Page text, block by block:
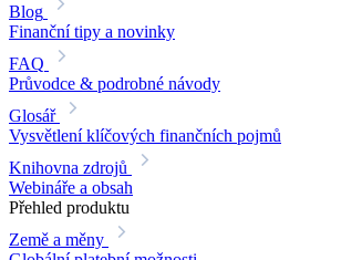
Blog
Finanční tipy a novinky
FAQ
Průvodce & podrobné návody
Glosář
Vysvětlení klíčových finančních pojmů
Knihovna zdrojů
Webináře a obsah
Přehled produktu
Země a měny